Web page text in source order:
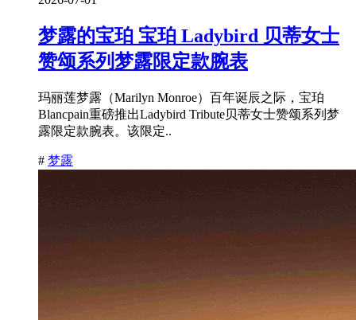
梦露的宝珀 宝珀 Ladybird 贝蒂女士
赞颂系列梦露限定款腕表
玛丽莲梦露（Marilyn Monroe）百年诞辰之际，宝珀
Blancpain重磅推出Ladybird Tribute贝蒂女士赞颂系列梦
露限定款腕表。该限定..
# 梦露